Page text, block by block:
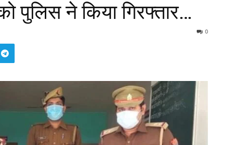
पुलिस ने किया गिरफ्तार…
0